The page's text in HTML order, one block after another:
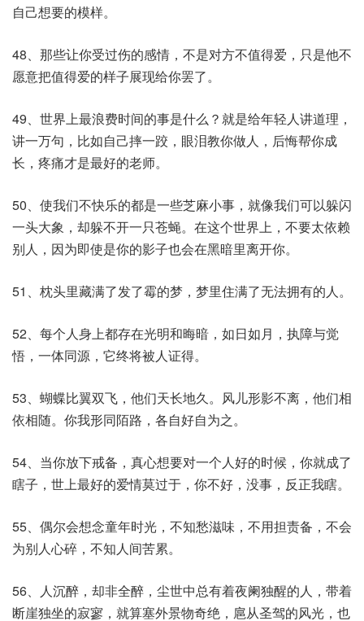
自己想要的模样。
48、那些让你受过伤的感情，不是对方不值得爱，只是他不
愿意把值得爱的样子展现给你罢了。
49、世界上最浪费时间的事是什么？就是给年轻人讲道理，
讲一万句，比如自己摔一跤，眼泪教你做人，后悔帮你成
长，疼痛才是最好的老师。
50、使我们不快乐的都是一些芝麻小事，就像我们可以躲闪
一头大象，却躲不开一只苍蝇。在这个世界上，不要太依赖
别人，因为即使是你的影子也会在黑暗里离开你。
51、枕头里藏满了发了霉的梦，梦里住满了无法拥有的人。
52、每个人身上都存在光明和晦暗，如日如月，执障与觉
悟，一体同源，它终将被人证得。
53、蝴蝶比翼双飞，他们天长地久。风儿形影不离，他们相
依相随。你我形同陌路，各自好自为之。
54、当你放下戒备，真心想要对一个人好的时候，你就成了
瞎子，世上最好的爱情莫过于，你不好，没事，反正我瞎。
55、偶尔会想念童年时光，不知愁滋味，不用担责备，不会
为别人心碎，不知人间苦累。
56、人沉醉，却非全醉，尘世中总有着夜阑独醒的人，带着
断崖独坐的寂寥，就算塞外景物奇绝，扈从圣驾的风光，也